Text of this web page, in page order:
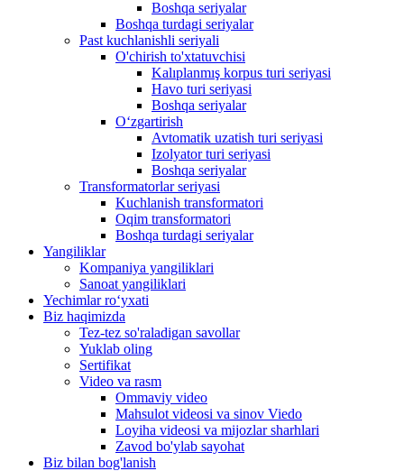
Boshqa seriyalar
Boshqa turdagi seriyalar
Past kuchlanishli seriyali
O'chirish to'xtatuvchisi
Kalıplanmış korpus turi seriyasi
Havo turi seriyasi
Boshqa seriyalar
Oʻzgartirish
Avtomatik uzatish turi seriyasi
Izolyator turi seriyasi
Boshqa seriyalar
Transformatorlar seriyasi
Kuchlanish transformatori
Oqim transformatori
Boshqa turdagi seriyalar
Yangiliklar
Kompaniya yangiliklari
Sanoat yangiliklari
Yechimlar roʻyxati
Biz haqimizda
Tez-tez so'raladigan savollar
Yuklab oling
Sertifikat
Video va rasm
Ommaviy video
Mahsulot videosi va sinov Viedo
Loyiha videosi va mijozlar sharhlari
Zavod bo'ylab sayohat
Biz bilan bog'lanish